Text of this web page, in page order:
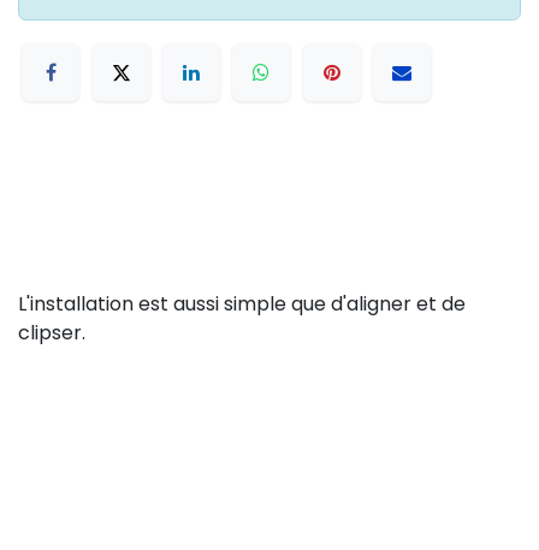
L'installation est aussi simple que d'aligner et de
clipser.